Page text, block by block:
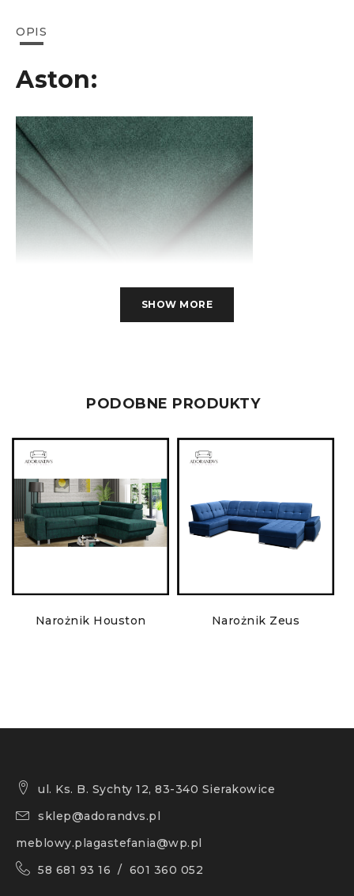
OPIS
Aston:
SHOW MORE
PODOBNE PRODUKTY
Narożnik Houston Narożnik Zeus
ul. Ks. B. Sychty 12, 83-340 Sierakowice
sklep@adorandvs.pl
meblowy.plagastefania@wp.pl
58 681 93 16 / 601 360 052